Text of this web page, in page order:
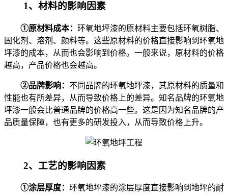
1、材料的影响因素
①原材料成本： 环氧地坪漆的原材料主要包括环氧树脂、
固化剂、溶剂、颜料等。这些原材料的价格直接影响到环氧地
坪漆的成本，从而也会影响到价格。一般来说，原材料的价格
越高，产品价格也会越高。
②品牌影响： 不同品牌的环氧地坪漆，其原材料的质量和
性能也有所差异，从而导致价格上的差异。知名品牌的环氧地
坪漆一般会比普通品牌的价格高一些。这是因为知名品牌的产
品质量保障，也有更多的研发投入，从而导致价格上升。
2、工艺的影响因素
①涂层厚度： 环氧地坪漆的涂层厚度直接影响到地坪的耐